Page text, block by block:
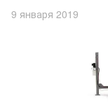
9 января 2019